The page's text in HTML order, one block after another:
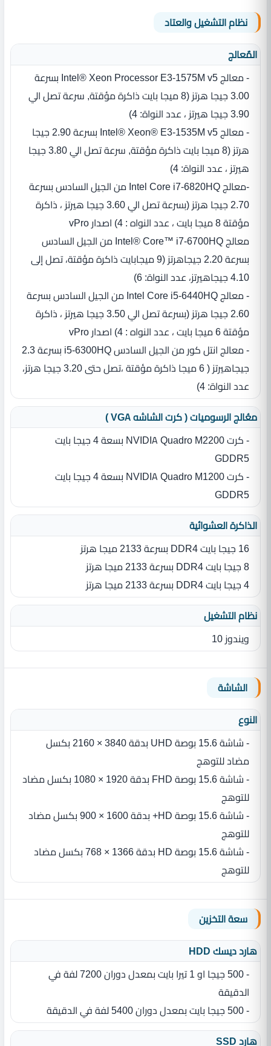
نظام التشغيل والعتاد
المٌعالج
- معالج ‏Intel® Xeon Processor E3-1575M v5 بسرعة
3.00 جيجا هرتز ‏(‏8 ميجا بايت ذاكرة مؤقتة‏, سرعة تصل الي
3.90 جيجا هيرتز ،‏ عدد النواة‏:‏ 4)
- معالج ‏Intel® Xeon® E3-1535M v5 بسرعة 2.90 جيجا
هرتز ‏(‏8 ميجا بايت ذاكرة مؤقتة‏, سرعة تصل الي 3.80 جيجا
هيرتز ،‏ عدد النواة‏:‏ 4)
-معالج Intel Core i7-6820HQ من الجيل السادس بسرعة
2.70 جيجا هرتز (بسرعة تصل الي 3.60 جيجا هيرتز ، ذاكرة
مؤقتة 8 ميجا بايت ، عدد النواه : 4) اصدار vPro
معالج Intel® Core™ i7-6700HQ من الجيل السادس
بسرعة 2.20 جيجاهرتز ‏(‏9 ميجابايت ذاكرة مؤقتة، تصل إلى
4.10 جيجاهيرتز، عدد النواة‏:‏ 6‏)‏
- معالج Intel Core i5-6440HQ من الجيل السادس بسرعة
2.60 جيجا هرتز (بسرعة تصل الي 3.50 جيجا هيرتز ، ذاكرة
مؤقتة 6 ميجا بايت ، عدد النواه : 4) اصدار vPro
- معالج انتل كور من الجيل السادس i5-6300HQ بسرعة 2.3
جيجاهيرتز ‏(‏ 6 ميجا ذاكرة مؤقتة ،تصل حتى 3.20 جيجا هرتز‏،
عدد النواة‏:‏ 4)‏
معُالج الرسوميات ( كرت الشاشه VGA )
- كرت NVIDIA Quadro M2200 بسعة 4 جيجا بايت
GDDR5
- كرت NVIDIA Quadro M1200 بسعة 4 جيجا بايت
GDDR5
الذاكرة العشوائية
16 جيجا بايت DDR4 بسرعة 2133 ميجا هرتز
8 جيجا بايت DDR4 بسرعة 2133 ميجا هرتز
4 جيجا بايت DDR4 بسرعة 2133 ميجا هرتز
نظام التشغيل
ويندوز 10
الشاشة
النوع
- شاشة 15.6 بوصة UHD بدقة 3840 × 2160 بكسل
مضاد للتوهج
- شاشة 15.6 بوصة FHD بدقة 1920 × 1080 بكسل مضاد
للتوهج
- شاشة 15.6 بوصة HD+ بدقة 1600 × 900 بكسل مضاد
للتوهج
- شاشة 15.6 بوصة HD بدقة 1366 × 768 بكسل مضاد
للتوهج
سعة التخزين
هارد ديسك HDD
- 500 جيجا او 1 تيرا بايت بمعدل دوران 7200 لفة في
الدقيقة
- 500 جيجا بايت بمعدل دوران 5400 لفة في الدقيقة
هارد SSD